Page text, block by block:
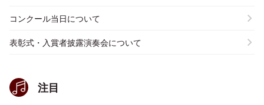
コンクール当日について
表彰式・入賞者披露演奏会について
注目